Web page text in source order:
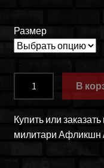
Размер
мужская
Affliction
A9442
В
Купить или
милитари Афликшн